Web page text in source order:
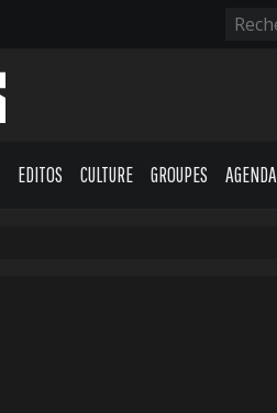
EDITOS CULTURE GROUPES AGENDA